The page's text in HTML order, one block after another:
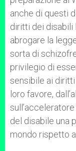
anche di questi
diritti dei disabili
abrogare la
sorta di
privilegio di
sensibile ai
loro favore,
del disabile una
mondo rispetto